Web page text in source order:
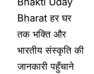
Bharat हर घर
तक भक्ति और
भारतीय संस्कृति की
जानकारी पहुँचाने